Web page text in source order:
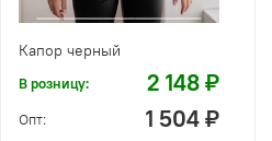
Капор черный
В розницу: 2 148 ₽
Опт: 1 504 ₽